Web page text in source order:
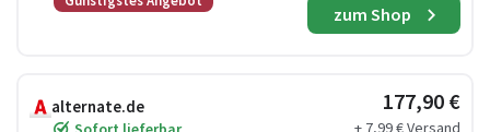
zum Shop
alternate.de 177,90 €
+ 7,99 € Versand